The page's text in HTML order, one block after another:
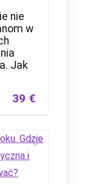
nie
w
Jak
39 €